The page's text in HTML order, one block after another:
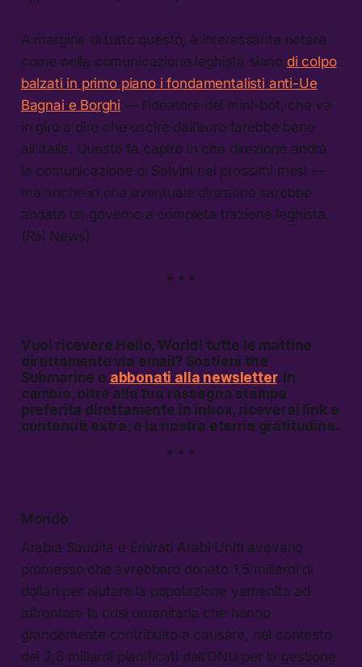
A margine di tutto questo, è interessante notare
come nella comunicazione leghista siano di colpo
balzati in primo piano i fondamentalisti anti-Ue
Bagnai e Borghi — l’ideatore dei mini-bot, che va
in giro a dire che uscire dall’euro farebbe bene
all’Italia. Questo fa capire in che direzione andrà
la comunicazione di Salvini nei prossimi mesi —
ma anche in che eventuale direzione sarebbe
andato un governo a completa trazione leghista.
(Rai News)
* * *
Vuoi ricevere Hello, World! tutte le mattine
direttamente via email? Sostieni the
Submarine e abbonati alla newsletter. In
cambio, oltre alla tua rassegna stampa
preferita direttamente in inbox, riceverai link e
contenuti extra, e la nostra eterna gratitudine.
* * *
Mondo
Arabia Saudita e Emirati Arabi Uniti avevano
promesso che avrebbero donato 1,5 miliardi di
dollari per aiutare la popolazione yemenita ad
affrontare la crisi umanitaria che hanno
grandemente contribuito a causare, nel contesto
dei 2,6 miliardi pianificati dall’ONU per la gestione